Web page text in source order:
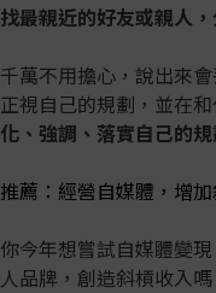
找最親近的好友或親人
千萬不用擔心，說出來
正視自己的規劃，並在
化、強調、落實自己的
推薦：經營自媒體，增加
你今年想嘗試自媒體變
人品牌，創造斜槓收入嗎